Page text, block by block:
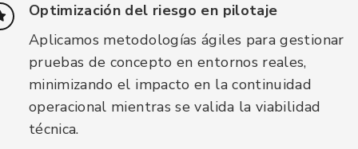
Optimización del riesgo en pilotaje
Aplicamos metodologías ágiles para gestionar
pruebas de concepto en entornos reales,
minimizando el impacto en la continuidad
operacional mientras se valida la viabilidad
técnica.